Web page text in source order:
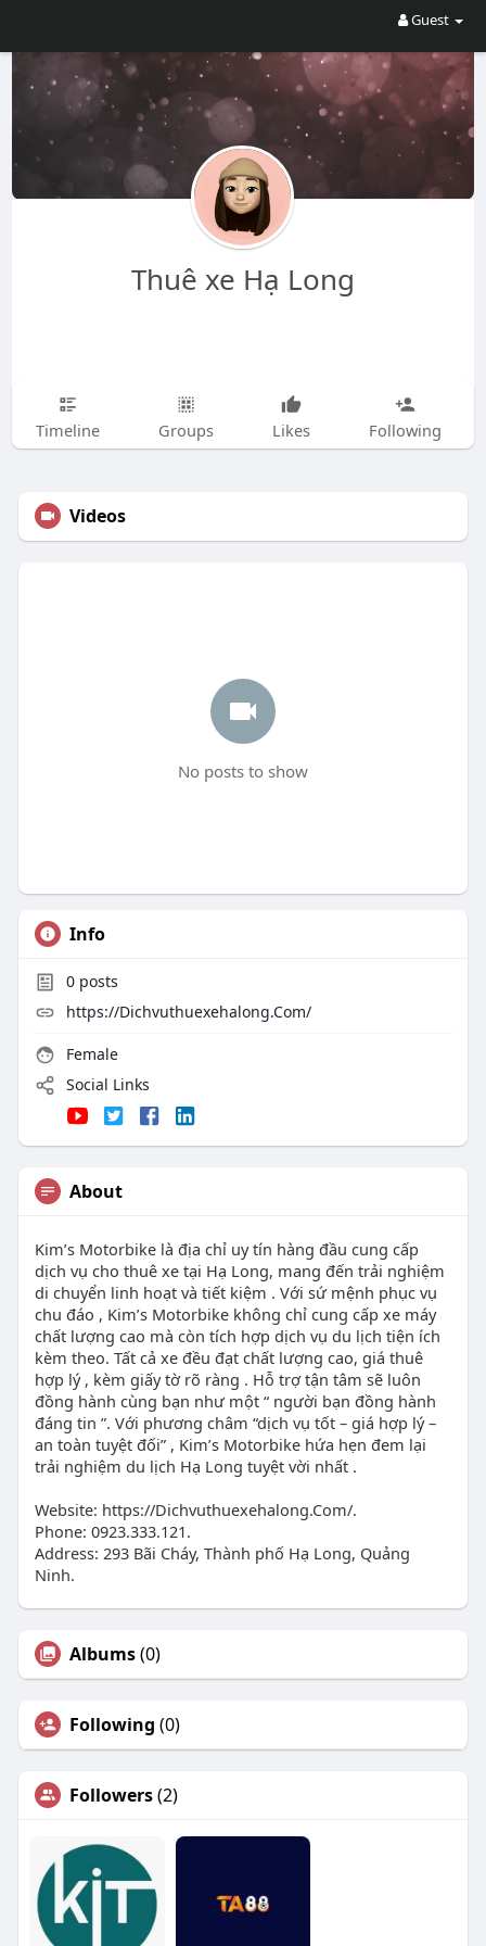
Guest
Thuê xe Hạ Long
Timeline Groups Likes Following
Videos
No posts to show
Info
0posts
https://Dichvuthuexehalong.Com/
Female
Social Links
About
Kim’s Motorbike là địa chỉ uy tín hàng đầu cung cấp
dịch vụ cho thuê xe tại Hạ Long, mang đến trải nghiệm
di chuyển linh hoạt và tiết kiệm . Với sứ mệnh phục vụ
chu đáo , Kim’s Motorbike không chỉ cung cấp xe máy
chất lượng cao mà còn tích hợp dịch vụ du lịch tiện ích
kèm theo. Tất cả xe đều đạt chất lượng cao, giá thuê
hợp lý , kèm giấy tờ rõ ràng . Hỗ trợ tận tâm sẽ luôn
đồng hành cùng bạn như một “ người bạn đồng hành
đáng tin ”. Với phương châm “dịch vụ tốt – giá hợp lý –
an toàn tuyệt đối” , Kim’s Motorbike hứa hẹn đem lại
trải nghiệm du lịch Hạ Long tuyệt vời nhất .
Website: https://Dichvuthuexehalong.Com/.
Phone: 0923.333.121.
Address: 293 Bãi Cháy, Thành phố Hạ Long, Quảng
Ninh.
Albums(0)
Following (0)
Followers(2)